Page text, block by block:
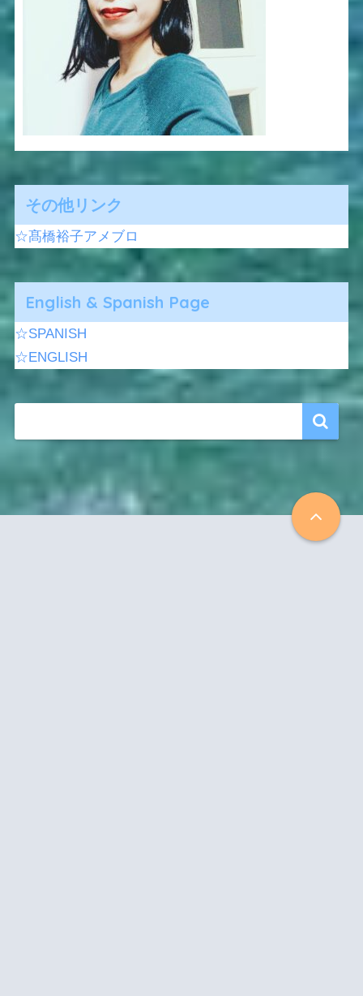
その他リンク
☆髙橋裕子アメブロ
English & Spanish Page
☆SPANISH
☆ENGLISH